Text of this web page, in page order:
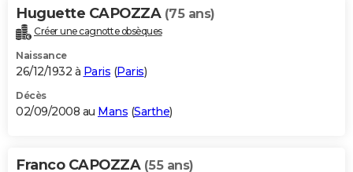
Huguette CAPOZZA (75 ans)
Créer une cagnotte obsèques
Naissance
26/12/1932 à Paris (Paris)
Décès
02/09/2008 au Mans (Sarthe)
Franco CAPOZZA (55 ans)